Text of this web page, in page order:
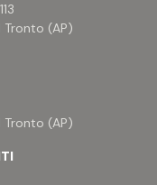
(AP)
(AP)